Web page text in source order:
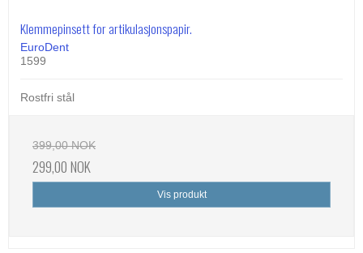
Klemmepinsett for artikulasjonspapir.
EuroDent
1599
Rostfri stål
399,00 NOK
299,00 NOK
Vis produkt